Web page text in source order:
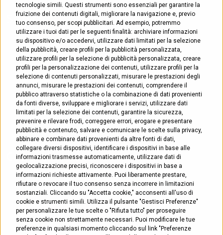
tecnologie simili. Questi strumenti sono essenziali per garantire la
fruizione dei contenuti digitali, migliorare la navigazione e, previo
tuo consenso, per scopi pubblicitari. Ad esempio, potremmo
utilizzare i tuoi dati per le seguenti finalità: archiviare informazioni
su dispositivo e/o accedervi, utilizzare dati limitati per la selezione
della pubblicità, creare profili per la pubblicità personalizzata,
utilizzare profili per la selezione di pubblicità personalizzata, creare
profili per la personalizzazione dei contenuti, utilizzare profili per la
selezione di contenuti personalizzati, misurare le prestazioni degli
annunci, misurare le prestazioni dei contenuti, comprendere il
pubblico attraverso statistiche o la combinazione di dati provenienti
da fonti diverse, sviluppare e migliorare i servizi, utilizzare dati
limitati per la selezione dei contenuti, garantire la sicurezza,
prevenire e rilevare frodi, correggere errori, erogare e presentare
pubblicità e contenuto, salvare e comunicare le scelte sulla privacy,
abbinare e combinare dati provenienti da altre fonti di dati,
collegare diversi dispositivi, identificare i dispositivi in base alle
informazioni trasmesse automaticamente, utilizzare dati di
geolocalizzazione precisi, riconoscere i dispositivi in base a
informazioni richieste attivamente. Puoi liberamente prestare,
rifiutare o revocare il tuo consenso senza incorrere in limitazioni
sostanziali. Cliccando su "Accetta cookie," acconsenti all'uso di
cookie e strumenti simili. Utilizza il pulsante "Gestisci Preferenze"
per personalizzare le tue scelte o "Rifiuta tutto" per proseguire
senza cookie non strettamente necessari. Puoi modificare le tue
preferenze in qualsiasi momento cliccando sul link "Preferenze
Servizi
Riparazione Tapparelle
Riparazione Zanzariere
Apertura Porte
Coibentazione Cassonetti
Contatti
Cosenza, viale Mancini 208
0984 1758128
Montepaone , via Cavour snc